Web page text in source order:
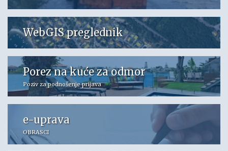
WebGIS preglednik
Porez na kuće za odmor
Poziv za podnošenje prijava
e-uprava
OBRASCI